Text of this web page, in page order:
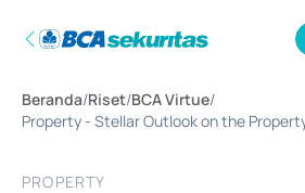
Beranda/Riset/BCA Virtue/
Property - Stellar Outlook on the
PROPERTY